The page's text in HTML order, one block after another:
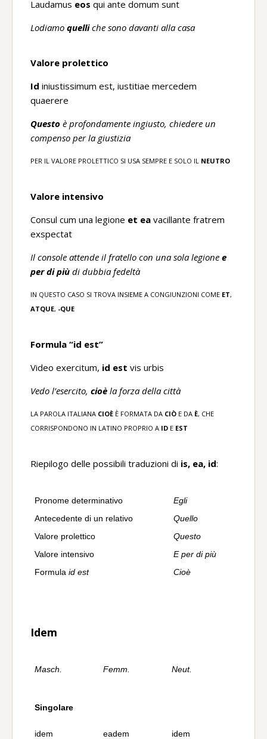
Laudamus eos qui ante domum sunt
Lodiamo quelliche sono davanti alla casa
Valore prolettico
Id iniustissimum est, iustitiae mercedem
quaerere
Questo è profondamente ingiusto, chiedere un
compenso per la giustizia
PER IL VALORE PROLETTICO SI USA SEMPRE E SOLO IL NEUTRO
Valore intensivo
Consul cum una legione et ea vacillante fratrem
exspectat
Il console attende il fratello con una sola legione e
per di più di dubbia fedeltà
IN QUESTO CASO SI TROVA INSIEME A CONGIUNZIONI COME ET,
ATQUE, -QUE
Formula “id est”
Video exercitum, id est vis urbis
Vedo l’esercito, cioè la forza della città
LA PAROLA ITALIANA CIOÈ È FORMATA DA CIÒ E DA È, CHE
CORRISPONDONO IN LATINO PROPRIO A ID E EST
Riepilogo delle possibili traduzioni di is, ea, id:
Pronome determinativo
Egli
Antecedente di un relativo
Quello
Valore prolettico
Questo
Valore intensivo
E per di più
Formula id est Cioè
Idem
Masch. Femm. Neut.
Singolare
idem eadem
idem